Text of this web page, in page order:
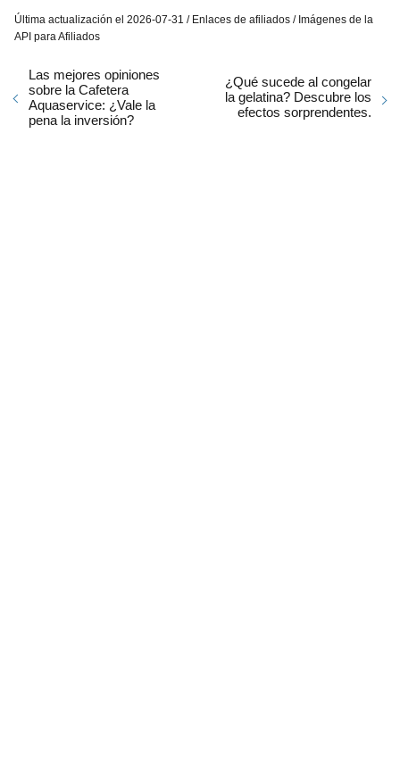
Última actualización el 2026-07-31 / Enlaces de afiliados / Imágenes de la
API para Afiliados
Las mejores opiniones
sobre la Cafetera
Aquaservice: ¿Vale la
pena la inversión?
¿Qué sucede al congelar
la gelatina? Descubre los
efectos sorprendentes.